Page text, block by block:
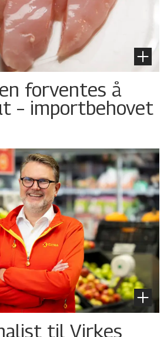
forventes å
– importbehovet
til Virkes